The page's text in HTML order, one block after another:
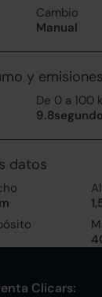
Cambio
Manual
y emisiones
De 0 a 100
datos
Clicars: